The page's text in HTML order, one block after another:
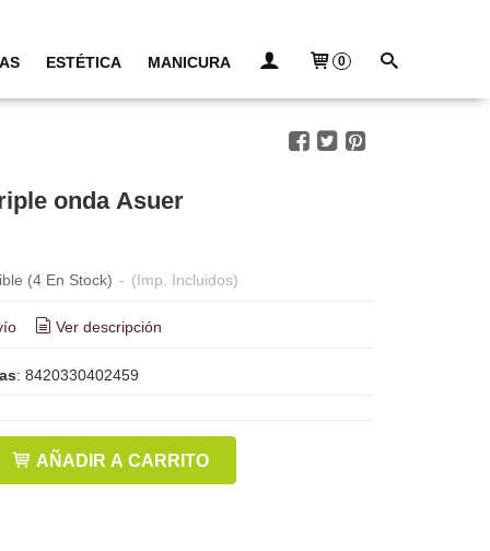
ESTÉTICA MANICURA 0
onda Asuer
(4 En Stock) - (Imp. Incluidos)
Ver descripción
: 8420330402459
AÑADIR A CARRITO